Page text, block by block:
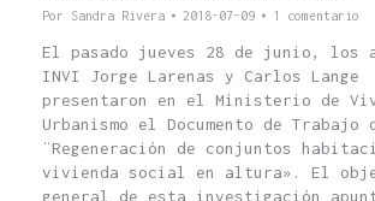
Por Sandra Rivera 2018-07-09 1 comentario
El pasado jueves 28 de junio, los
INVI Jorge Larenas y Carlos Lange
presentaron en el Ministerio de
Urbanismo el Documento de Trabajo
¨Regeneración de conjuntos
vivienda social en altura». El
general de esta investigación